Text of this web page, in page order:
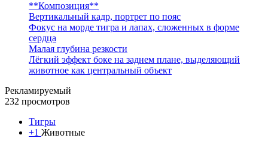
**Композиция**
Вертикальный кадр, портрет по пояс
Фокус на морде тигра и лапах, сложенных в форме
сердца
Малая глубина резкости
Лёгкий эффект боке на заднем плане, выделяющий
животное как центральный объект
Рекламируемый
232 просмотров
Тигры
+1 Животные